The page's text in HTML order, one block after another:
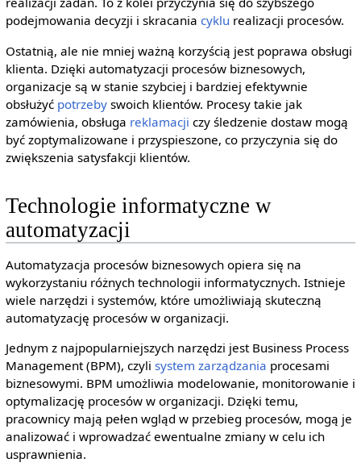
podejmowania decyzji i skracania cyklu realizacji procesów.
Ostatnią, ale nie mniej ważną korzyścią jest poprawa obsługi
klienta. Dzięki automatyzacji procesów biznesowych,
organizacje są w stanie szybciej i bardziej efektywnie
obsłużyć potrzebyswoich klientów. Procesy takie jak
zamówienia, obsługa reklamacji czy śledzenie dostaw mogą
być zoptymalizowane i przyspieszone, co przyczynia się do
zwiększenia satysfakcji klientów.
Technologie informatyczne w
automatyzacji
Automatyzacja procesów biznesowych opiera się na
wykorzystaniu różnych technologii informatycznych. Istnieje
wiele narzędzi i systemów, które umożliwiają skuteczną
automatyzację procesów w organizacji.
Jednym z najpopularniejszych narzędzi jest Business Process
Management (BPM), czyli system zarządzania procesami
biznesowymi. BPM umożliwia modelowanie, monitorowanie i
optymalizację procesów w organizacji. Dzięki temu,
pracownicy mają pełen wgląd w przebieg procesów, mogą je
analizować i wprowadzać ewentualne zmiany w celu ich
usprawnienia.